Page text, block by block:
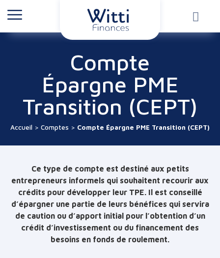
Compte
Épargne PME
Transition (CEPT)
Accueil > Comptes > Compte Épargne PME Transition (CEPT)
Ce type de compte est destiné aux petits
entrepreneurs informels qui souhaitent recourir aux
crédits pour développer leur TPE. Il est conseillé
d’épargner une partie de leurs bénéfices qui servira
de caution ou d’apport initial pour l’obtention d’un
crédit d’investissement ou du financement des
besoins en fonds de roulement.